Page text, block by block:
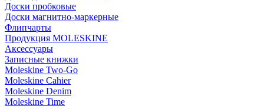
Доски пробковые
Доски магнитно-маркерные
Флипчарты
Продукция MOLESKINE
Аксессуары
Записные книжки
Moleskine Two-Go
Moleskine Cahier
Moleskine Denim
Moleskine Time